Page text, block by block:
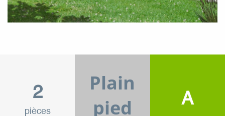
2
pièces
Plain
pied
A